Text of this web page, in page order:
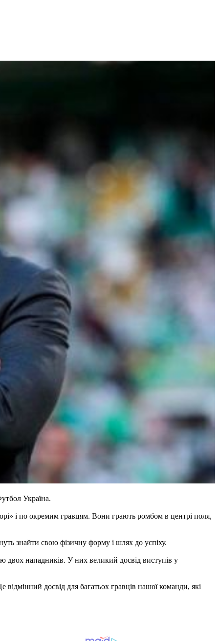
Україна.
і по окремим гравцям. Вони грають ромбом в центрі поля,
знайти свою фізичну форму і шлях до успіху.
двох нападників. У них великий досвід виступів у
досвід для багатьох гравців нашої команди, які